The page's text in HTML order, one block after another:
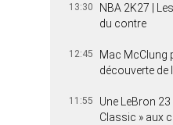
13:30
NBA 2K27 |
du contre
12:45
Mac McClung
découverte de
11:55
Une LeBron
Classic » aux